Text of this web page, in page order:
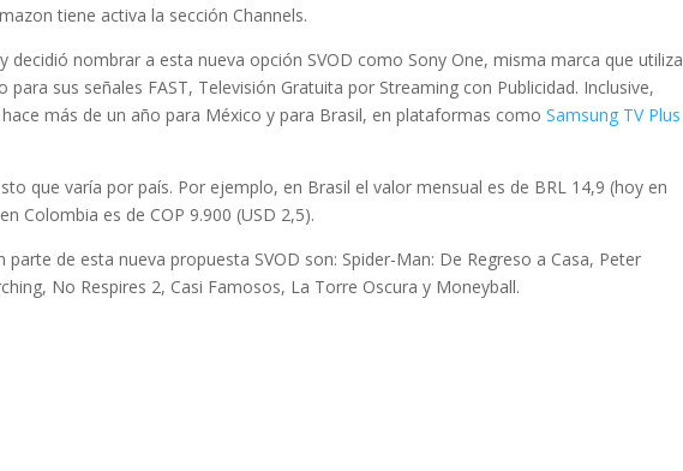
tiene activa la sección Channels.
decidió nombrar a esta nueva opción SVOD como Sony One, misma marca que utiliza
sus señales FAST, Televisión Gratuita por Streaming con Publicidad. Inclusive,
más de un año para México y para Brasil, en plataformas comoSamsung TV Plus
que varía por país. Por ejemplo, en Brasil el valor mensual es de BRL 14,9 (hoy en
Colombia es de COP 9.900 (USD 2,5).
de esta nueva propuesta SVOD son: Spider-Man: De Regreso a Casa, Peter
No Respires 2, Casi Famosos, La Torre Oscura y Moneyball.